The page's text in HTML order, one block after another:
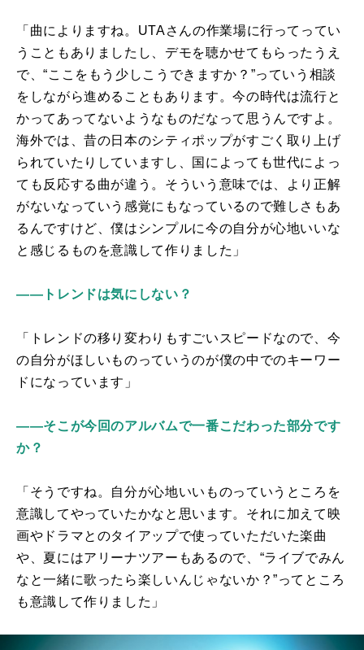
「曲によりますね。UTAさんの作業場に行ってってい
うこともありましたし、デモを聴かせてもらったうえ
で、“ここをもう少しこうできますか？”っていう相談
をしながら進めることもあります。今の時代は流行と
かってあってないようなものだなって思うんですよ。
海外では、昔の日本のシティポップがすごく取り上げ
られていたりしていますし、国によっても世代によっ
ても反応する曲が違う。そういう意味では、より正解
がないなっていう感覚にもなっているので難しさもあ
るんですけど、僕はシンプルに今の自分が心地いいな
と感じるものを意識して作りました」
――トレンドは気にしない？
「トレンドの移り変わりもすごいスピードなので、今
の自分がほしいものっていうのが僕の中でのキーワー
ドになっています」
――そこが今回のアルバムで一番こだわった部分です
か？
「そうですね。自分が心地いいものっていうところを
意識してやっていたかなと思います。それに加えて映
画やドラマとのタイアップで使っていただいた楽曲
や、夏にはアリーナツアーもあるので、“ライブでみん
なと一緒に歌ったら楽しいんじゃないか？”ってところ
も意識して作りました」